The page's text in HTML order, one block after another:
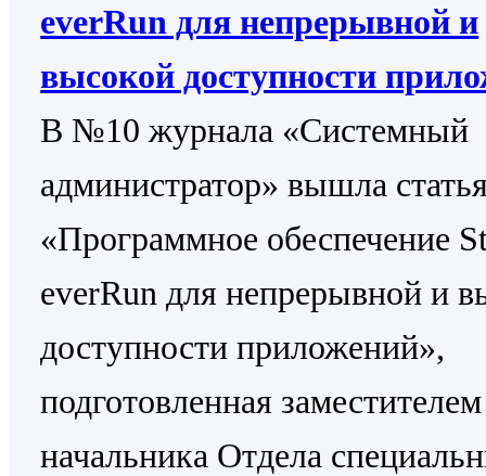
everRun для непрерывной и
высокой доступности
В №10 журнала «Системный
администратор» вышла
«Программное обеспечение
everRun для непрерывной и
доступности приложений»,
подготовленная заместителем
начальника Отдела